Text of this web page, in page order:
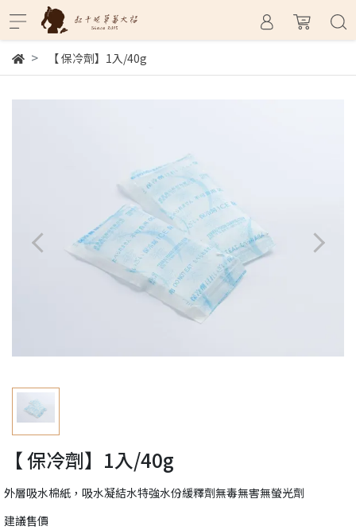
【 保冷劑】1入/40g
【 保冷劑】1入/40g
外層吸水棉紙，吸水凝結水特強水份緩釋劑無毒無害無螢光劑
建議售價